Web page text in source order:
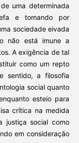
uma determinada
e tomando por
sociedade eivada
não está imune a
A exigência de tal
como um repto
sentido, a filosofia
social quanto
esteio para
crítica na medida
justiça social como
em consideração